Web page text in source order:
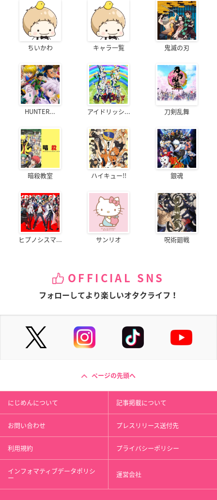
ちいかわ キャラ一覧 鬼滅の刃
HUNTER... アイドリッシ... 刀剣乱舞
暗殺教室 ハイキュー!! 銀魂
ヒプノシスマ... サンリオ 呪術廻戦
OFFICIAL SNS
フォローしてより楽しいオタクライフ！
ページの先頭へ
にじめんについて 記事掲載について
お問い合わせ プレスリリース送付先
利用規約 プライバシーポリシー
インフォマティブデータポリシ
ー 運営会社